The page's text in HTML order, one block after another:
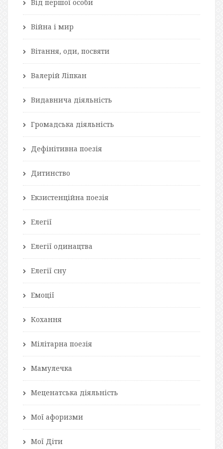
Від першої особи
Війна і мир
Вітання, оди, посвяти
Валерій Ліпкан
Видавнича діяльність
Громадська діяльність
Дефінітивна поезія
Дитинство
Екзистенційна поезія
Елегії
Елегії одинацтва
Елегії сну
Емоції
Кохання
Мілітарна поезія
Мамулечка
Меценатська діяльність
Мої афоризми
Мої Діти